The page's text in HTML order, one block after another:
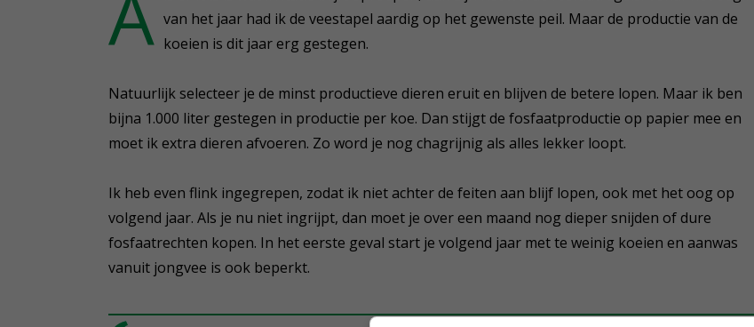
van het jaar had ik de veestapel aardig op het gewenste peil. Maar de productie van de
koeien is dit jaar erg gestegen.
Natuurlijk selecteer je de minst productieve dieren eruit en blijven de betere lopen. Maar ik ben
bijna 1.000 liter gestegen in productie per koe. Dan stijgt de fosfaatproductie op papier mee en
moet ik extra dieren afvoeren. Zo word je nog chagrijnig als alles lekker loopt.
Ik heb even flink ingegrepen, zodat ik niet achter de feiten aan blijf lopen, ook met het oog op
volgend jaar. Als je nu niet ingrijpt, dan moet je over een maand nog dieper snijden of dure
fosfaatrechten kopen. In het eerste geval start je volgend jaar met te weinig koeien en aanwas
vanuit jongvee is ook beperkt.